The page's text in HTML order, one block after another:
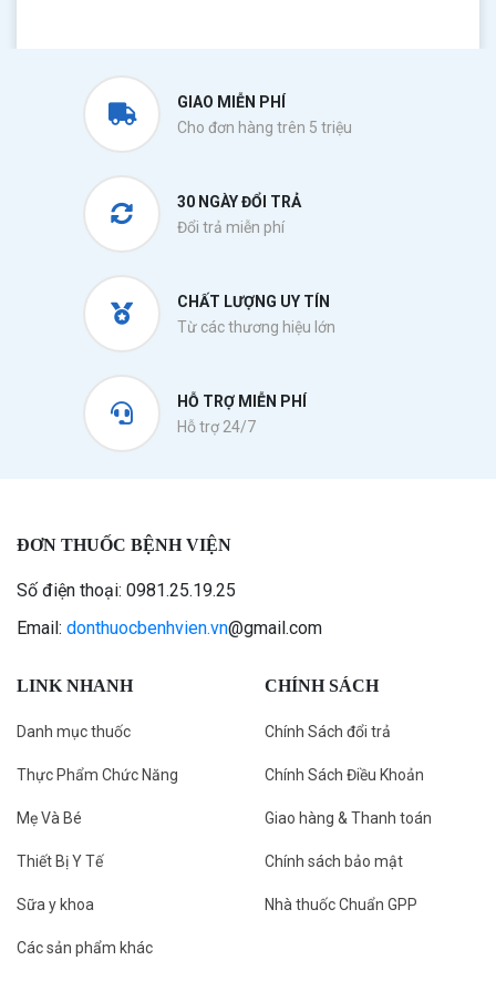
GIAO MIỄN PHÍ
Cho đơn hàng trên 5 triệu
30 NGÀY ĐỔI TRẢ
Đổi trả miễn phí
CHẤT LƯỢNG UY TÍN
Từ các thương hiệu lớn
HỖ TRỢ MIỄN PHÍ
Hỗ trợ 24/7
ĐƠN THUỐC BỆNH VIỆN
Số điện thoại: 0981.25.19.25
Email: donthuocbenhvien.vn@gmail.com
LINK NHANH
Danh mục thuốc
Thực Phẩm Chức Năng
Mẹ Và Bé
Thiết Bị Y Tế
Sữa y khoa
Các sản phẩm khác
CHÍNH SÁCH
Chính Sách đổi trả
Chính Sách Điều Khoản
Giao hàng & Thanh toán
Chính sách bảo mật
Nhà thuốc Chuẩn GPP